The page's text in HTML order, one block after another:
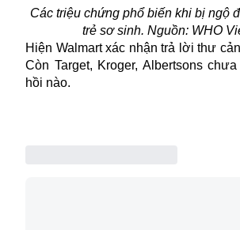
Các triệu chứng phổ biến khi bị ngộ
trẻ sơ sinh. Nguồn: WHO
Hiện Walmart xác nhận trả lời thư
Còn Target, Kroger, Albertsons
hồi nào.